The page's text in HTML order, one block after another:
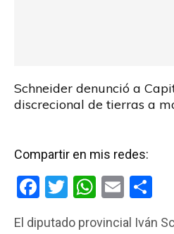
Schneider denunció a
discrecional de tierras a
Compartir en mis redes:
F
T
W E
El diputado provincial Iván